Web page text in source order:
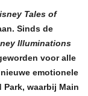
Tales of
Sinds de
Illuminations
voor alle
emotionele
waarbij Main